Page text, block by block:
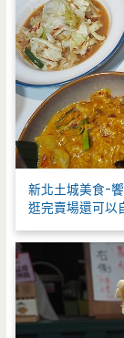
新北土城美食-
逛完賣場還可以